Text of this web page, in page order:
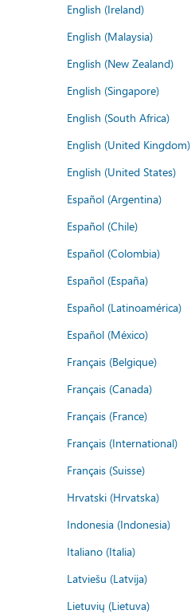
English (Ireland)
English (Malaysia)
English (New Zealand)
English (Singapore)
English (South Africa)
English (United Kingdom)
English (United States)
Español (Argentina)
Español (Chile)
Español (Colombia)
Español (España)
Español (Latinoamérica)
Español (México)
Français (Belgique)
Français (Canada)
Français (France)
Français (International)
Français (Suisse)
Hrvatski (Hrvatska)
Indonesia (Indonesia)
Italiano (Italia)
Latviešu (Latvija)
Lietuvių (Lietuva)